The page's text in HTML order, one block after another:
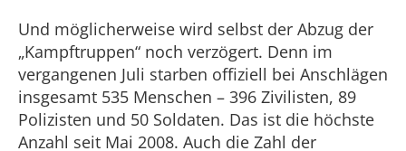
Und möglicherweise wird selbst der Abzug der
„Kampftruppen“ noch verzögert. Denn im
vergangenen Juli starben offiziell bei Anschlägen
insgesamt 535 Menschen – 396 Zivilisten, 89
Polizisten und 50 Soldaten. Das ist die höchste
Anzahl seit Mai 2008. Auch die Zahl der